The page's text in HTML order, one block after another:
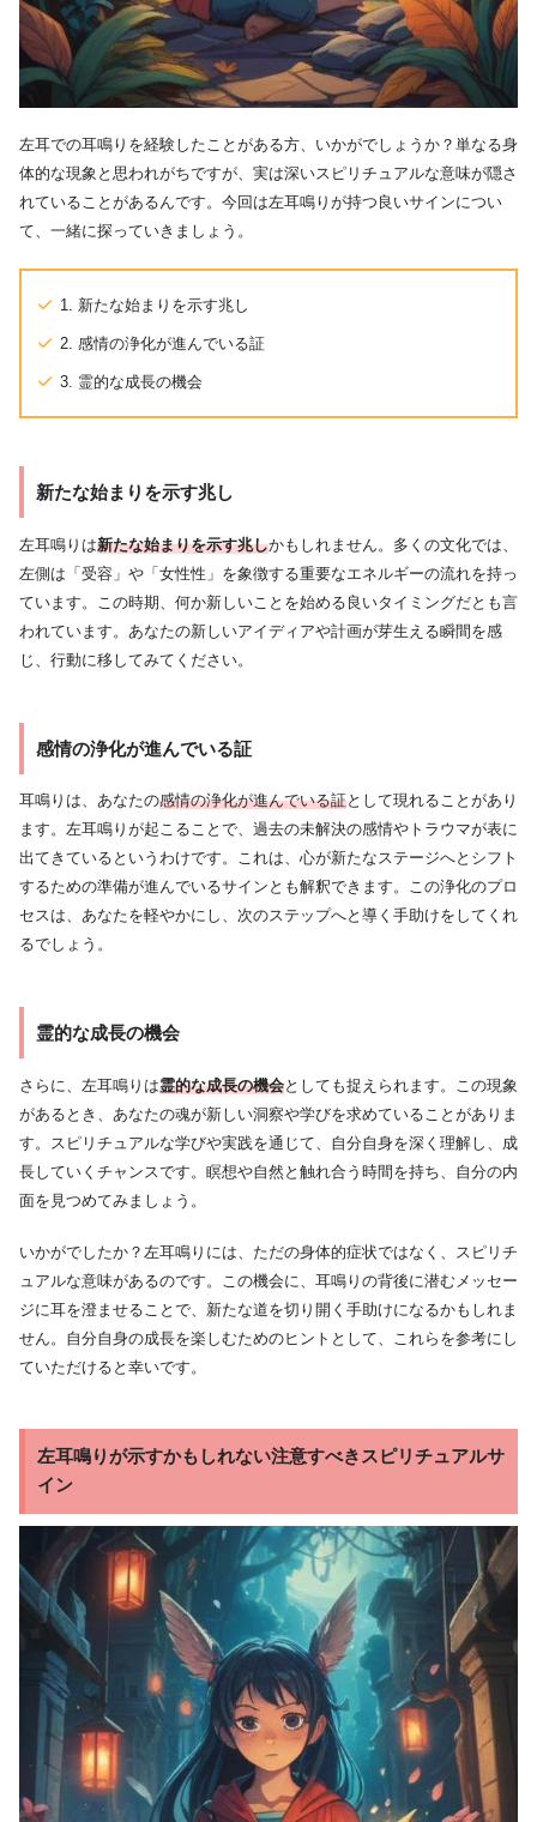
左耳での耳鳴りを経験したことがある方、いかがでしょうか？単なる身
体的な現象と思われがちですが、実は深いスピリチュアルな意味が隠さ
れていることがあるんです。今回は左耳鳴りが持つ良いサインについ
て、一緒に探っていきましょう。
1. 新たな始まりを示す兆し
2. 感情の浄化が進んでいる証
3. 霊的な成長の機会
新たな始まりを示す兆し
左耳鳴りは新たな始まりを示す兆しかもしれません。多くの文化では、
左側は「受容」や「女性性」を象徴する重要なエネルギーの流れを持っ
ています。この時期、何か新しいことを始める良いタイミングだとも言
われています。あなたの新しいアイディアや計画が芽生える瞬間を感
じ、行動に移してみてください。
感情の浄化が進んでいる証
耳鳴りは、あなたの感情の浄化が進んでいる証として現れることがあり
ます。左耳鳴りが起こることで、過去の未解決の感情やトラウマが表に
出てきているというわけです。これは、心が新たなステージへとシフト
するための準備が進んでいるサインとも解釈できます。この浄化のプロ
セスは、あなたを軽やかにし、次のステップへと導く手助けをしてくれ
るでしょう。
霊的な成長の機会
さらに、左耳鳴りは霊的な成長の機会としても捉えられます。この現象
があるとき、あなたの魂が新しい洞察や学びを求めていることがありま
す。スピリチュアルな学びや実践を通じて、自分自身を深く理解し、成
長していくチャンスです。瞑想や自然と触れ合う時間を持ち、自分の内
面を見つめてみましょう。
いかがでしたか？左耳鳴りには、ただの身体的症状ではなく、スピリチ
ュアルな意味があるのです。この機会に、耳鳴りの背後に潜むメッセー
ジに耳を澄ませることで、新たな道を切り開く手助けになるかもしれま
せん。自分自身の成長を楽しむためのヒントとして、これらを参考にし
ていただけると幸いです。
左耳鳴りが示すかもしれない注意すべきスピリチュアルサ
イン